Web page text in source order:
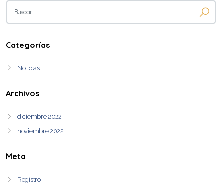
Buscar:
Categorías
Noticias
Archivos
diciembre 2022
noviembre 2022
Meta
Registro